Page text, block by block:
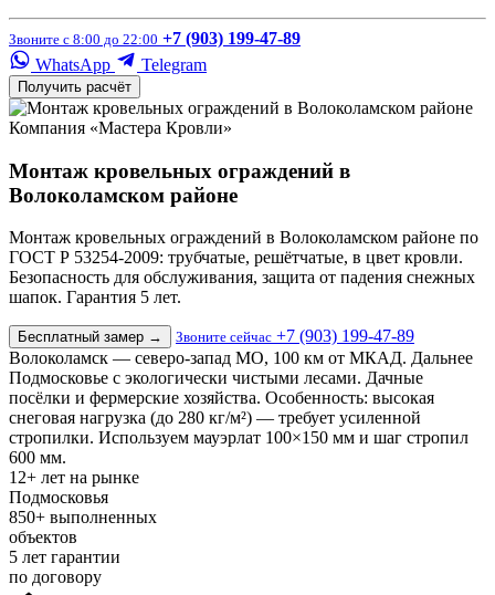
Звоните с 8:00 до 22:00 +7 (903) 199-47-89
WhatsApp
Telegram
Получить расчёт
Компания «Мастера Кровли»
Монтаж кровельных ограждений в
Волоколамском районе
Монтаж кровельных ограждений в Волоколамском районе по
ГОСТ Р 53254-2009: трубчатые, решётчатые, в цвет кровли.
Безопасность для обслуживания, защита от падения снежных
шапок. Гарантия 5 лет.
Бесплатный замер → Звоните сейчас +7 (903) 199-47-89
Волоколамск — северо-запад МО, 100 км от МКАД. Дальнее
Подмосковье с экологически чистыми лесами. Дачные
посёлки и фермерские хозяйства. Особенность: высокая
снеговая нагрузка (до 280 кг/м²) — требует усиленной
стропилки. Используем мауэрлат 100×150 мм и шаг стропил
600 мм.
12+ лет на рынке
Подмосковья
850+ выполненных
объектов
5 лет гарантии
по договору